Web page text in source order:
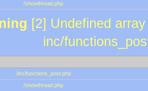
/showthread.php
[2] Undefined
inc/
/inc/functions_post.php
/showthread.php